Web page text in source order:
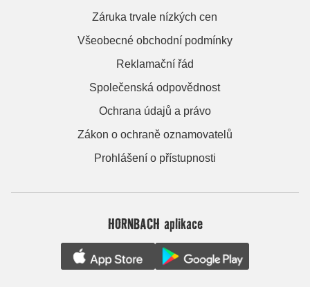
Záruka trvale nízkých cen
Všeobecné obchodní podmínky
Reklamační řád
Společenská odpovědnost
Ochrana údajů a právo
Zákon o ochraně oznamovatelů
Prohlášení o přístupnosti
HORNBACH aplikace